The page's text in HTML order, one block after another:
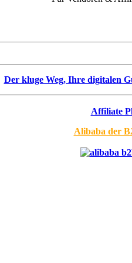
Der kluge Weg, Ihre digitalen
Affiliate
Alibaba der